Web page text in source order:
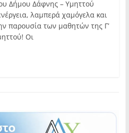
Δήμου Δάφνης – Υμηττού
λαμπερά χαμόγελα και
παρουσία των μαθητών της Γ’
Οι